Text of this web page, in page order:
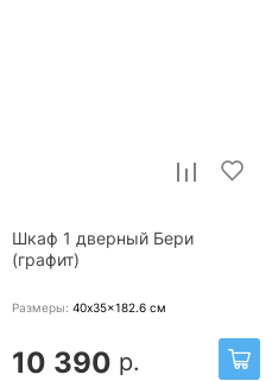
Шкаф 1 дверный Бери
(графит)
Размеры: 40x35x182.6 см
10 390 р.